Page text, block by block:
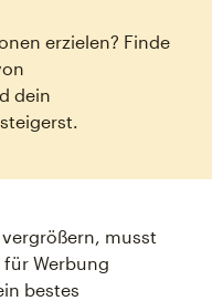
erzielen? Finde
dein
musst
Werbung
bestes